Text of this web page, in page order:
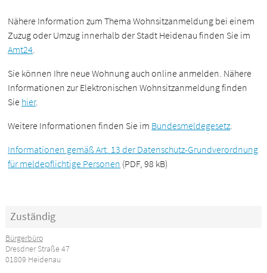
Nähere Information zum Thema Wohnsitzanmeldung bei einem
Zuzug oder Umzug innerhalb der Stadt Heidenau finden Sie im
Amt24.
Sie können Ihre neue Wohnung auch online anmelden. Nähere
Informationen zur Elektronischen Wohnsitzanmeldung finden
Sie hier.
Weitere Informationen finden Sie im Bundesmeldegesetz.
Informationen gemäß Art. 13 der Datenschutz-Grundverordnung
für meldepflichtige Personen (PDF, 98 kB)
Zuständig
Bürgerbüro
Dresdner Straße 47
01809 Heidenau